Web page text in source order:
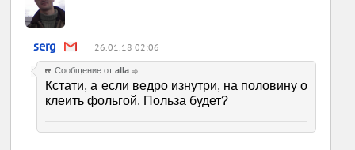
serg 26.01.18 02:06
Сообщение от:alla
Кстати, а если ведро изнутри, на половину о
клеить фольгой. Польза будет?